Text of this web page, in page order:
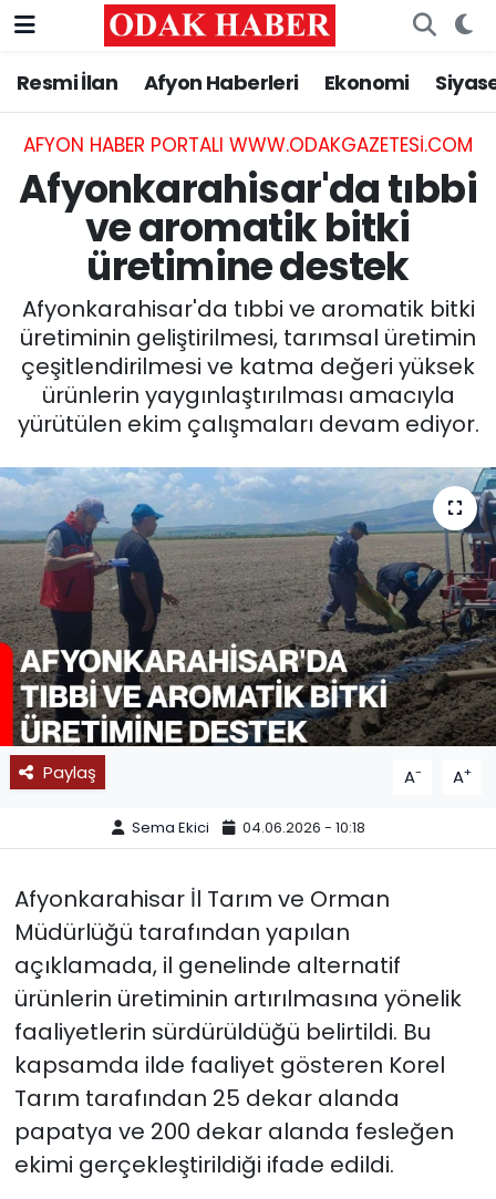
Resmi İlan Afyon Haberleri Ekonomi
AFYON HABER PORTALI WWW.ODAKGAZETESI.COM
Afyonkarahisar'da tıbbi
ve aromatik bitki
üretimine destek
Afyonkarahisar'da tıbbi ve aromatik bitki
üretiminin geliştirilmesi, tarımsal üretimin
çeşitlendirilmesi ve katma değeri yüksek
ürünlerin yaygınlaştırılması amacıyla
yürütülen ekim çalışmaları devam ediyor.
Paylaş A- A+
Sema Ekici 04.06.2026 - 10:18
Afyonkarahisar İl Tarım ve Orman
Müdürlüğü tarafından yapılan
açıklamada, il genelinde alternatif
ürünlerin üretiminin artırılmasına yönelik
faaliyetlerin sürdürüldüğü belirtildi. Bu
kapsamda ilde faaliyet gösteren Korel
Tarım tarafından 25 dekar alanda
papatya ve 200 dekar alanda fesleğen
ekimi gerçekleştirildiği ifade edildi.
AFYONKARAHİSAR HABERLERİ
Resmi İlan
ASAYİŞ
GÜNCEL
SİYASET
EĞİTİM
MAGAZİN
SAĞLIK
SPOR
11:11 MANŞET
Nöbetçi Eczaneler
Hava Durumu
Trafik Durumu
Süper Lig Puan Durumu ve Fikstür
Tüm Manşetler
Son Dakika Haberleri
Haber Arşivi